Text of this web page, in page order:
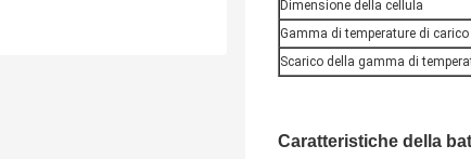
Dimensione della cellula
Gamma di temperature di carico
Scarico della gamma di
Caratteristiche della